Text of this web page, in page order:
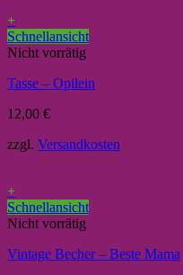
+
Schnellansicht
Nicht vorrätig
Tasse – Opilein
12,00 €
zzgl. Versandkosten
+
Schnellansicht
Nicht vorrätig
Vintage Becher – Beste Mama